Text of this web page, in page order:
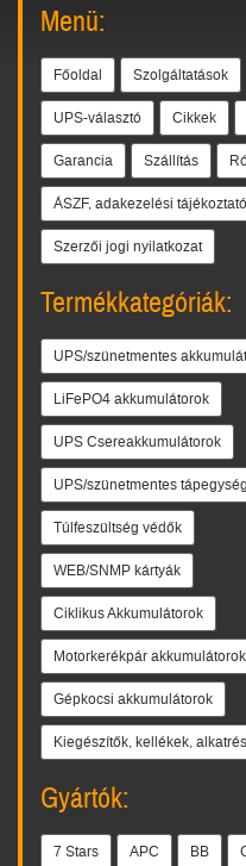
Menü:
Főoldal Szolgáltatások
UPS-választó Cikkek
Garancia Szállítás
ÁSZF, adakezelési tájékoztató
Szerzői jogi nyilatkozat
Termékkategóriák:
UPS/szünetmentes
LiFePO4 akkumulátorok
UPS Csereakkumulátorok
UPS/szünetmentes
Túlfeszültség védők
WEB/SNMP kártyák
Ciklikus Akkumulátorok
Motorkerékpár akkumulátorok
Gépkocsi akkumulátorok
Kiegészítők, kellékek,
Gyártók:
7 Stars APC BB